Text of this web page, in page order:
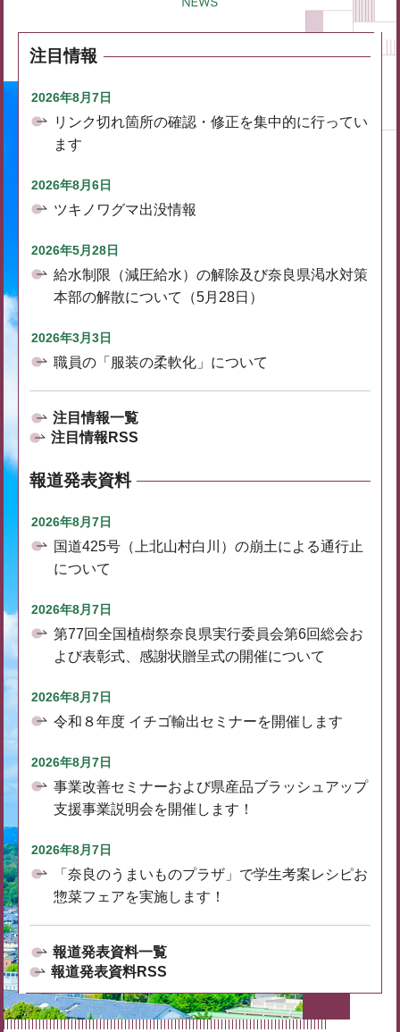
注目情報
2026年8月7日
リンク切れ箇所の確認・修正を集中的に行ってい
ます
2026年8月6日
ツキノワグマ出没情報
2026年5月28日
給水制限（減圧給水）の解除及び奈良県渇水対策
本部の解散について（5月28日）
2026年3月3日
職員の「服装の柔軟化」について
注目情報一覧
注目情報RSS
報道発表資料
2026年8月7日
国道425号（上北山村白川）の崩土による通行止
について
2026年8月7日
第77回全国植樹祭奈良県実行委員会第6回総会お
よび表彰式、感謝状贈呈式の開催について
2026年8月7日
令和８年度 イチゴ輸出セミナーを開催します
2026年8月7日
事業改善セミナーおよび県産品ブラッシュアップ
支援事業説明会を開催します！
2026年8月7日
「奈良のうまいものプラザ」で学生考案レシピお
惣菜フェアを実施します！
報道発表資料一覧
報道発表資料RSS